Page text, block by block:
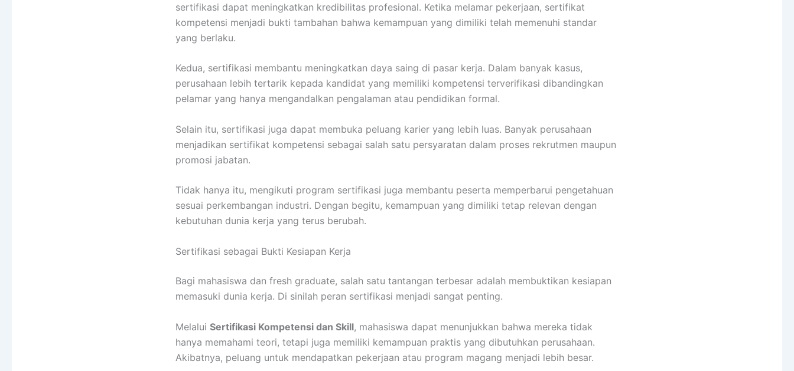
sertifikasi dapat meningkatkan kredibilitas profesional. Ketika melamar pekerjaan, sertifikat
kompetensi menjadi bukti tambahan bahwa kemampuan yang dimiliki telah memenuhi standar
yang berlaku.
Kedua, sertifikasi membantu meningkatkan daya saing di pasar kerja. Dalam banyak kasus,
perusahaan lebih tertarik kepada kandidat yang memiliki kompetensi terverifikasi dibandingkan
pelamar yang hanya mengandalkan pengalaman atau pendidikan formal.
Selain itu, sertifikasi juga dapat membuka peluang karier yang lebih luas. Banyak perusahaan
menjadikan sertifikat kompetensi sebagai salah satu persyaratan dalam proses rekrutmen maupun
promosi jabatan.
Tidak hanya itu, mengikuti program sertifikasi juga membantu peserta memperbarui pengetahuan
sesuai perkembangan industri. Dengan begitu, kemampuan yang dimiliki tetap relevan dengan
kebutuhan dunia kerja yang terus berubah.
Sertifikasi sebagai Bukti Kesiapan Kerja
Bagi mahasiswa dan fresh graduate, salah satu tantangan terbesar adalah membuktikan kesiapan
memasuki dunia kerja. Di sinilah peran sertifikasi menjadi sangat penting.
Melalui Sertifikasi Kompetensi dan Skill, mahasiswa dapat menunjukkan bahwa mereka tidak
hanya memahami teori, tetapi juga memiliki kemampuan praktis yang dibutuhkan perusahaan.
Akibatnya, peluang untuk mendapatkan pekerjaan atau program magang menjadi lebih besar.